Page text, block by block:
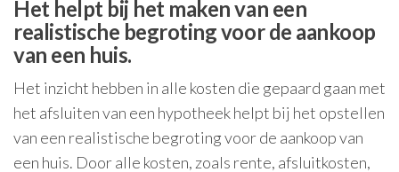
Het helpt bij het maken van een
realistische begroting voor de aankoop
van een huis.
Het inzicht hebben in alle kosten die gepaard gaan met
het afsluiten van een hypotheek helpt bij het opstellen
van een realistische begroting voor de aankoop van
een huis. Door alle kosten, zoals rente, afsluitkosten,